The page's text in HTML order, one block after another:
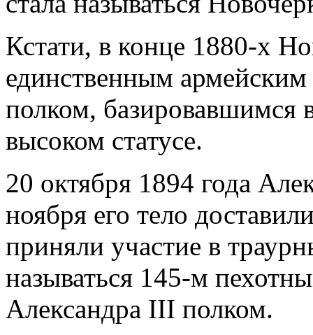
Кстати, в конце 1880-х
единственным армейским
полком, базировавшимся
высоком статусе.
20 октября 1894 года
ноября его тело
приняли участие в
называться 145-м
Александра III полком.